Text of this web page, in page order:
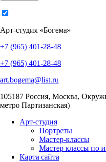
Арт-студия «Богема»
+7 (965) 401-28-48
+7 (965) 401-28-48
art.bogema@list.ru
105187 Россия, Москва,
метро Партизанская)
Арт-студия
Портреты
Мастер-классы
Мастер классы по
Карта сайта